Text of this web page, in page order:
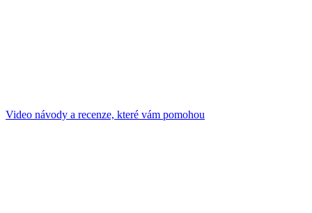
Video návody a recenze, které vám pomohou